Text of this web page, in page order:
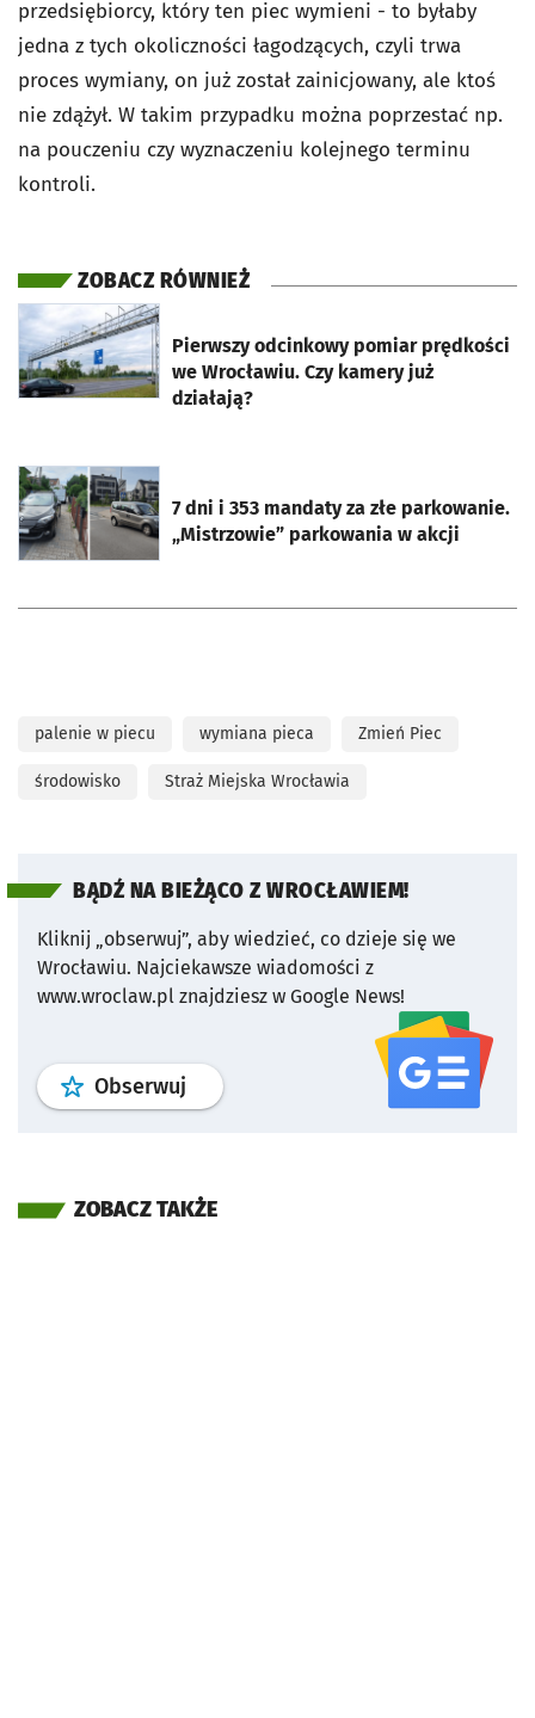
przedsiębiorcy, który ten piec wymieni - to byłaby
jedna z tych okoliczności łagodzących, czyli trwa
proces wymiany, on już został zainicjowany, ale ktoś
nie zdążył. W takim przypadku można poprzestać np.
na pouczeniu czy wyznaczeniu kolejnego terminu
kontroli.
ZOBACZ RÓWNIEŻ
Pierwszy odcinkowy pomiar prędkości
we Wrocławiu. Czy kamery już
działają?
otworzy się w nowej karcie
7 dni i 353 mandaty za złe parkowanie.
„Mistrzowie” parkowania w akcji
otworzy się w nowej karcie
palenie w piecu wymiana pieca Zmień Piec
środowisko Straż Miejska Wrocławia
BĄDŹ NA BIEŻĄCO Z WROCŁAWIEM!
Kliknij „obserwuj”, aby wiedzieć, co dzieje się we
Wrocławiu. Najciekawsze wiadomości z
www.wroclaw.pl znajdziesz w Google News!
Obserwuj profil serwisu
ZOBACZ TAKŻE